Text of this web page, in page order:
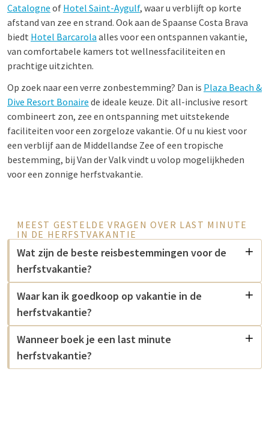
Catalogne of Hotel Saint-Aygulf, waar u verblijft op korte
afstand van zee en strand. Ook aan de Spaanse Costa Brava
biedt Hotel Barcarola alles voor een ontspannen vakantie,
van comfortabele kamers tot wellnessfaciliteiten en
prachtige uitzichten.
Op zoek naar een verre zonbestemming? Dan is Plaza Beach &
Dive Resort Bonaire de ideale keuze. Dit all-inclusive resort
combineert zon, zee en ontspanning met uitstekende
faciliteiten voor een zorgeloze vakantie. Of u nu kiest voor
een verblijf aan de Middellandse Zee of een tropische
bestemming, bij Van der Valk vindt u volop mogelijkheden
voor een zonnige herfstvakantie.
MEEST GESTELDE VRAGEN OVER LAST MINUTE
IN DE HERFSTVAKANTIE
Wat zijn de beste reisbestemmingen voor de
herfstvakantie?
Waar kan ik goedkoop op vakantie in de
herfstvakantie?
Wanneer boek je een last minute
herfstvakantie?